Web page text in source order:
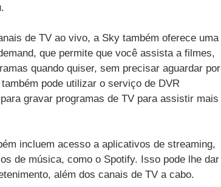
de TV ao vivo, a Sky também oferece uma
que permite que você assista a filmes,
quando quiser, sem precisar aguardar por
pode utilizar o serviço de DVR
gravar programas de TV para assistir mais
incluem acesso a aplicativos de streaming,
de música, como o Spotify. Isso pode lhe dar
além dos canais de TV a cabo.